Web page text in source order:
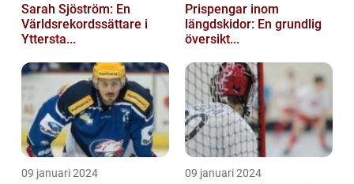
Sarah Sjöström: En
Världsrekordssättare i
Yttersta...
Prispengar inom
längdskidor: En grundlig
översikt...
09 januari 2024 09 januari 2024